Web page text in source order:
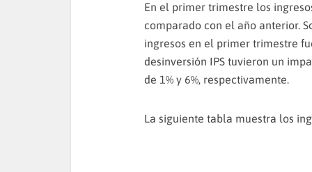
En el primer trimestre los
comparado con el año anterior.
ingresos en el primer trimestre
desinversión IPS tuvieron un
de 1% y 6%, respectivamente.
La siguiente tabla muestra los